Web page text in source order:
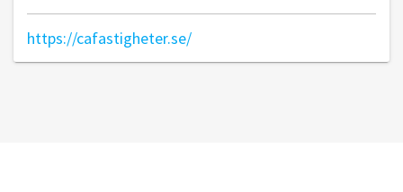
https://cafastigheter.se/